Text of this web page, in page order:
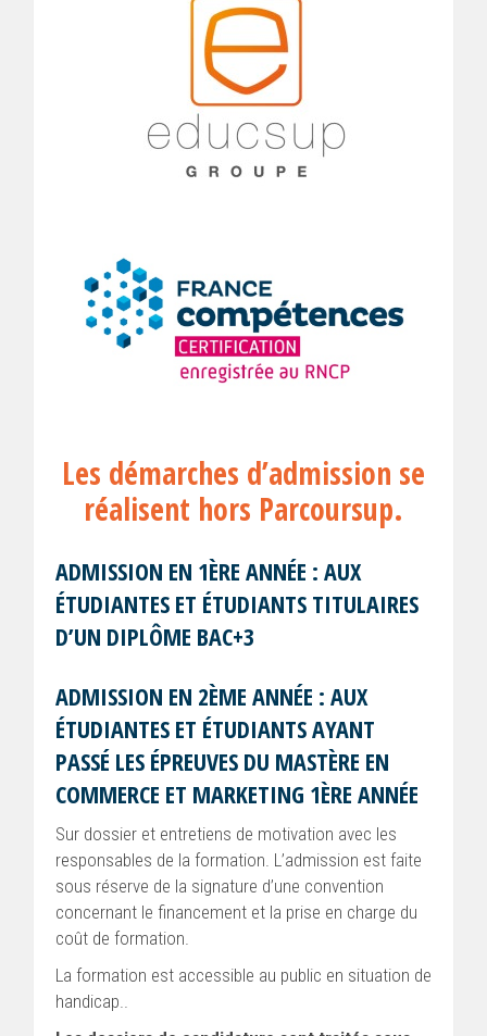
Les démarches d’admission se
réalisent hors Parcoursup.
ADMISSION EN 1ÈRE ANNÉE : AUX
ÉTUDIANTES ET ÉTUDIANTS TITULAIRES
D’UN DIPLÔME BAC+3
ADMISSION EN 2ÈME ANNÉE : AUX
ÉTUDIANTES ET ÉTUDIANTS AYANT
PASSÉ LES ÉPREUVES DU MASTÈRE EN
COMMERCE ET MARKETING 1ÈRE ANNÉE
Sur dossier et entretiens de motivation avec les
responsables de la formation. L’admission est faite
sous réserve de la signature d’une convention
concernant le financement et la prise en charge du
coût de formation.
La formation est accessible au public en situation de
handicap..